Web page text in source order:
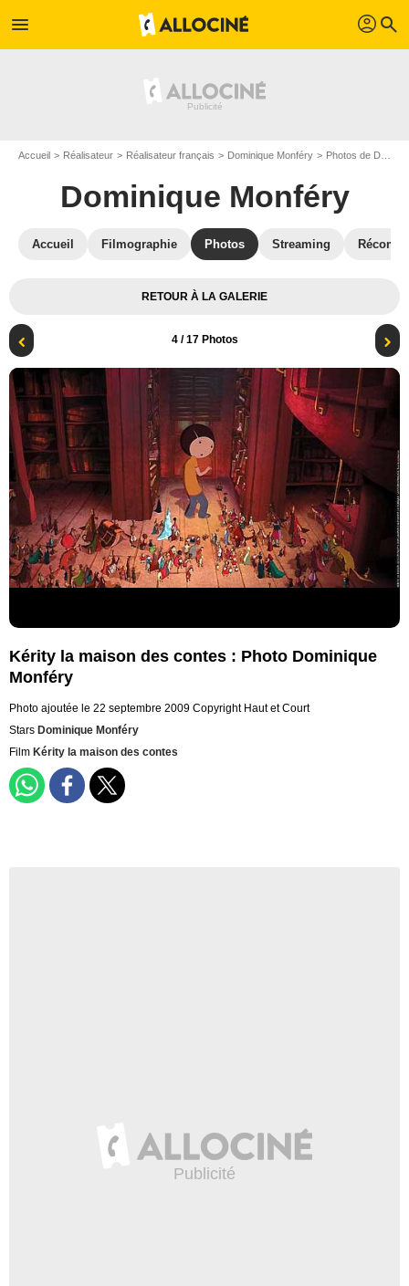
menu profil search
Accueil Réalisateur Réalisateur français Dominique Monféry Photos de Dominique Monféry
Dominique Monféry
Accueil Filmographie Photos Streaming
RETOUR À LA GALERIE
4/ 17 Photos
Kérity la maison des contes : Photo Dominique
Monféry
Photo ajoutée le 22 septembre 2009 Copyright Haut et Court
Stars Dominique Monféry
Film Kérity la maison des contes